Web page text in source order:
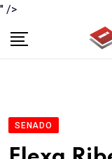
" />
SENADO